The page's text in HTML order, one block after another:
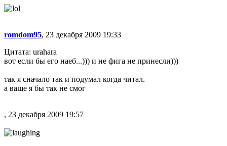
romdom95, 23 декабря 2009 19:33
Цитата: urahara
вот если бы его наеб...))) и не фига не принесли)))
так я сначало так и подумал когда читал.
а ваще я бы так не смог
, 23 декабря 2009 19:57